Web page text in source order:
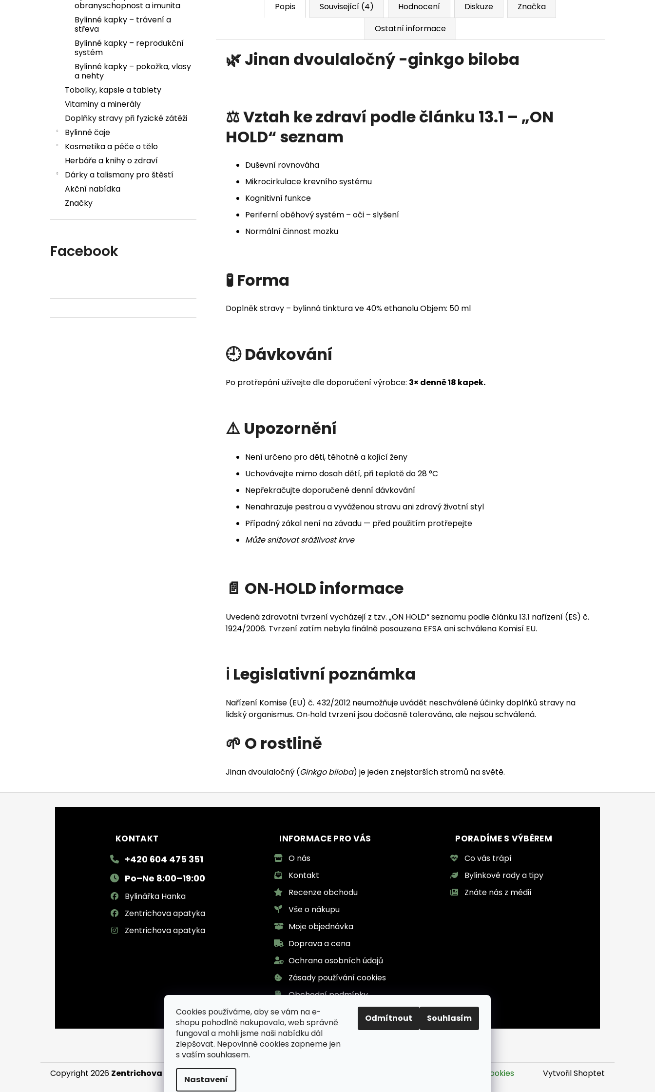
Cookies používáme, aby se vám na e-
shopu pohodlně nakupovalo, web správně
fungoval a mohli jsme naši nabídku dál
zlepšovat. Nepovinné cookies zapneme jen
s vaším souhlasem.
Nastavení
Odmítnout Souhlasím
obranyschopnost a imunita
Bylinné kapky – trávení a
střeva
Bylinné kapky – reprodukční
systém
Bylinné kapky – pokožka, vlasy
a nehty
Tobolky, kapsle a tablety
Vitaminy a minerály
Doplňky stravy při fyzické zátěži
Bylinné čaje
Kosmetika a péče o tělo
Herbáře a knihy o zdraví
Dárky a talismany pro štěstí
Akční nabídka
Značky
Facebook
Popis Související (4) Hodnocení Diskuze
Značka
Ostatní informace
🌿 Jinan dvoulaločný -ginkgo biloba
⚖️ Vztah ke zdraví podle článku 13.1 – „ON
HOLD“ seznam
Duševní rovnováha
Mikrocirkulace krevního systému
Kognitivní funkce
Periferní oběhový systém – oči – slyšení
Normální činnost mozku
🧪 Forma
Doplněk stravy – bylinná tinktura ve 40% ethanolu Objem: 50 ml
🕘 Dávkování
Po protřepání užívejte dle doporučení výrobce: 3× denně 18 kapek.
⚠️ Upozornění
Není určeno pro děti, těhotné a kojící ženy
Uchovávejte mimo dosah dětí, při teplotě do 28 °C
Nepřekračujte doporučené denní dávkování
Nenahrazuje pestrou a vyváženou stravu ani zdravý životní styl
Případný zákal není na závadu — před použitím protřepejte
Může snižovat srážlivost krve
📄 ON‑HOLD informace
Uvedená zdravotní tvrzení vycházejí z tzv. „ON HOLD“ seznamu podle článku 13.1 nařízení (ES) č.
1924/2006. Tvrzení zatím nebyla finálně posouzena EFSA ani schválena Komisí EU.
ℹ️ Legislativní poznámka
Nařízení Komise (EU) č. 432/2012 neumožňuje uvádět neschválené účinky doplňků stravy na
lidský organismus. On‑hold tvrzení jsou dočasně tolerována, ale nejsou schválená.
🌱 O rostlině
Jinan dvoulaločný (Ginkgo biloba) je jeden z nejstarších stromů na světě.
KONTAKT
+420 604 475 351
Po–Ne 8:00–19:00
Bylinářka Hanka
Zentrichova apatyka
Zentrichova apatyka
INFORMACE PRO VÁS
O nás
Kontakt
Recenze obchodu
Vše o nákupu
Moje objednávka
Doprava a cena
Ochrana osobních údajů
Zásady používání cookies
Obchodní podmínky
PORADÍME S VÝBĚREM
Co vás trápí
Bylinkové rady a tipy
Znáte nás z médií
Vytvořil Shoptet
Copyright 2026 Zentrichova apatyka a Bylinář Karel pro zdraví Upravit nastavení cookies